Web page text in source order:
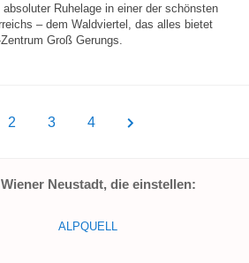
Ruhelage in einer der schönsten
– dem Waldviertel, das alles bietet
Groß Gerungs.
2 3 4
Neustadt, die einstellen:
ALPQUELL